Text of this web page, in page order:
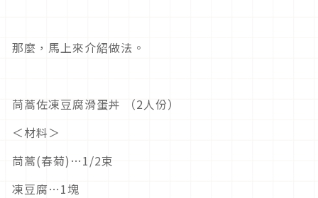
那麼，馬上來介紹做法。
茼蒿佐凍豆腐滑蛋丼 （2人份）
＜材料＞
茼蒿(春菊)…1/2束
凍豆腐…1塊